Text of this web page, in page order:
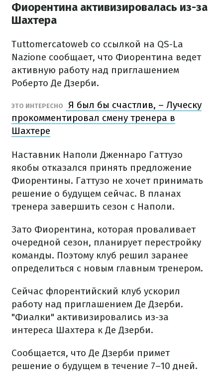
Фиорентина активизировалась из-за
Шахтера
Tuttomercatoweb со ссылкой на QS-La
Nazione сообщает, что Фиорентина ведет
активную работу над приглашением
Роберто Де Дзерби.
ЭТО ИНТЕРЕСНО
Я был бы счастлив, – Луческу
прокомментировал смену тренера в
Шахтере
Наставник Наполи Дженнаро Гаттузо
якобы отказался принять предложение
Фиорентины. Гаттузо не хочет принимать
решение о будущем сейчас. В планах
тренера завершить сезон с Наполи.
Зато Фиорентина, которая проваливает
очередной сезон, планирует перестройку
команды. Поэтому клуб решил заранее
определиться с новым главным тренером.
Сейчас флорентийский клуб ускорил
работу над приглашением Де Дзерби.
"Фиалки" активизировались из-за
интереса Шахтера к Де Дзерби.
Сообщается, что Де Дзерби примет
решение о будущем в течение 7–10 дней.